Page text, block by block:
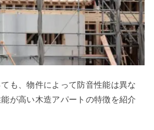
も、物件によって防音性能は異な
が高い木造アパートの特徴を紹介